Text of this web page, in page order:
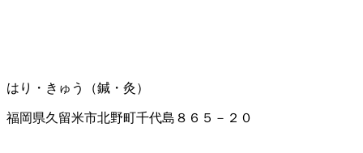
はり・きゅう（鍼・灸）
福岡県久留米市北野町千代島８６５－２０